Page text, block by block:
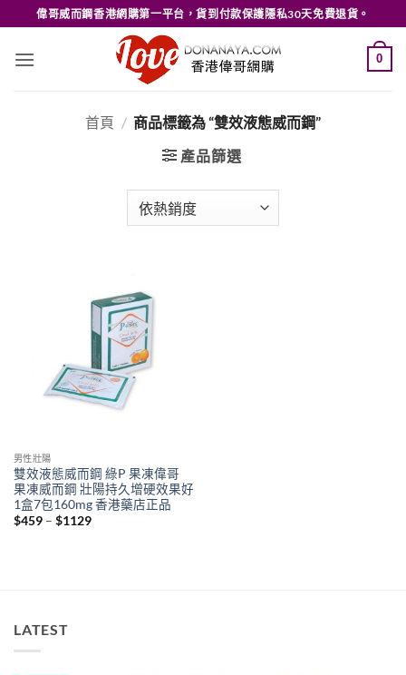
to
content
偉哥威而鋼香港網購第一平台，貨到付款保護隱私30天免費退貨。
0
首頁 / 商品標籤為 “雙效液態威而鋼”
產品篩選
男性壯陽
雙效液態威而鋼 綠P 果凍偉哥
果凍威而鋼 壯陽持久增硬效果好
1盒7包160mg 香港藥店正品
$459 – $1129Price
LATEST